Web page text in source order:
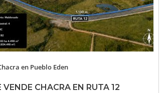
en Pueblo Eden
VENDE CHACRA EN RUTA 12